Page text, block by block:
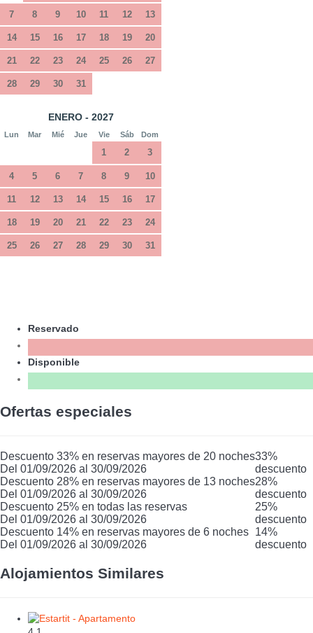
7 8 9 10 11 12 13
14 15 16 17 18 19 20
21 22 23 24 25 26 27
28 29 30 31
ENERO - 2027
Lun Mar Mié Jue Vie Sáb Dom
1 2 3
4 5 6 7 8 9 10
11 12 13 14 15 16 17
18 19 20 21 22 23 24
25 26 27 28 29 30 31
Reservado
Disponible
Ofertas especiales
Descuento 33% en reservas mayores de 20 noches
Del 01/09/2026 al 30/09/2026
33%
descuento
Descuento 28% en reservas mayores de 13 noches
Del 01/09/2026 al 30/09/2026
28%
descuento
Descuento 25% en todas las reservas
Del 01/09/2026 al 30/09/2026
25%
descuento
Descuento 14% en reservas mayores de 6 noches
Del 01/09/2026 al 30/09/2026
14%
descuento
Alojamientos Similares